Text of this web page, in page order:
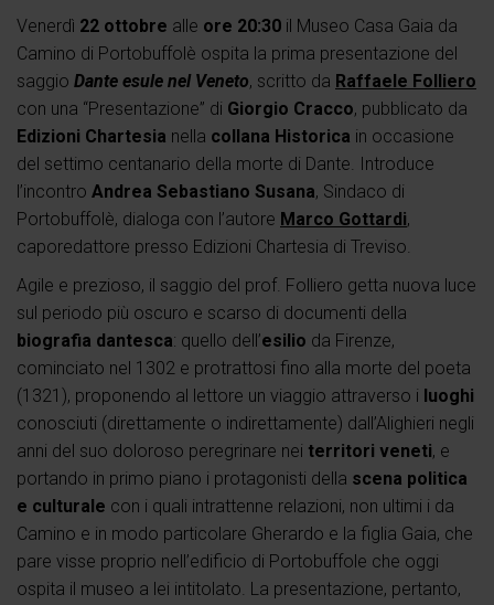
Venerdì 22 ottobre alle ore 20:30 il Museo Casa Gaia da
Camino di Portobuffolè ospita la prima presentazione del
saggio Dante esule nel Veneto, scritto da Raffaele Folliero
con una “Presentazione” di Giorgio Cracco, pubblicato da
Edizioni Chartesia nella collana Historica in occasione
del settimo centanario della morte di Dante. Introduce
l’incontro Andrea Sebastiano Susana, Sindaco di
Portobuffolè, dialoga con l’autore Marco Gottardi,
caporedattore presso Edizioni Chartesia di Treviso.
Agile e prezioso, il saggio del prof. Folliero getta nuova luce
sul periodo più oscuro e scarso di documenti della
biografia dantesca: quello dell’esilio da Firenze,
cominciato nel 1302 e protrattosi fino alla morte del poeta
(1321), proponendo al lettore un viaggio attraverso i luoghi
conosciuti (direttamente o indirettamente) dall’Alighieri negli
anni del suo doloroso peregrinare nei territori veneti, e
portando in primo piano i protagonisti della scena politica
e culturale con i quali intrattenne relazioni, non ultimi i da
Camino e in modo particolare Gherardo e la figlia Gaia, che
pare visse proprio nell’edificio di Portobuffole che oggi
ospita il museo a lei intitolato. La presentazione, pertanto,